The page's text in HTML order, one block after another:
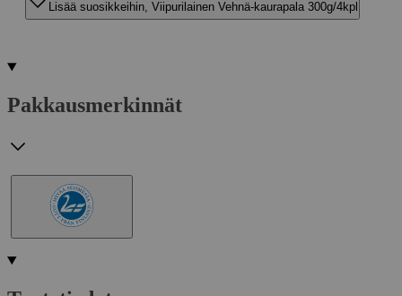
Lisää suosikkeihin, Viipurilainen Vehnä-kaurapala 300g/4kpl
Pakkausmerkinnät